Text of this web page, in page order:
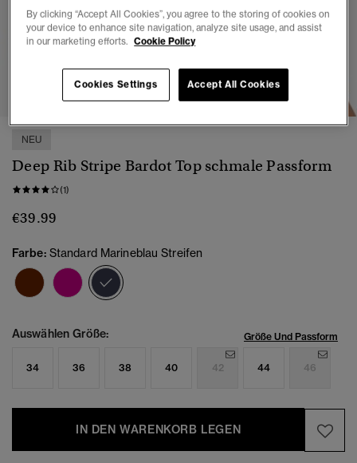
1 2 3 4 5 6 7
NEU
Deep Rib Stripe Bardot Top schmale Passform
(1)
€39.99
Farbe: Standard Marineblau Streifen
Auswählen Größe: Größe Und Passform
34 36 38 40 42 44 46
IN DEN WARENKORB LEGEN
By clicking “Accept All Cookies”, you agree to the storing of cookies on
your device to enhance site navigation, analyze site usage, and assist
in our marketing efforts. Cookie Policy
Accept All Cookies
Cookies Settings